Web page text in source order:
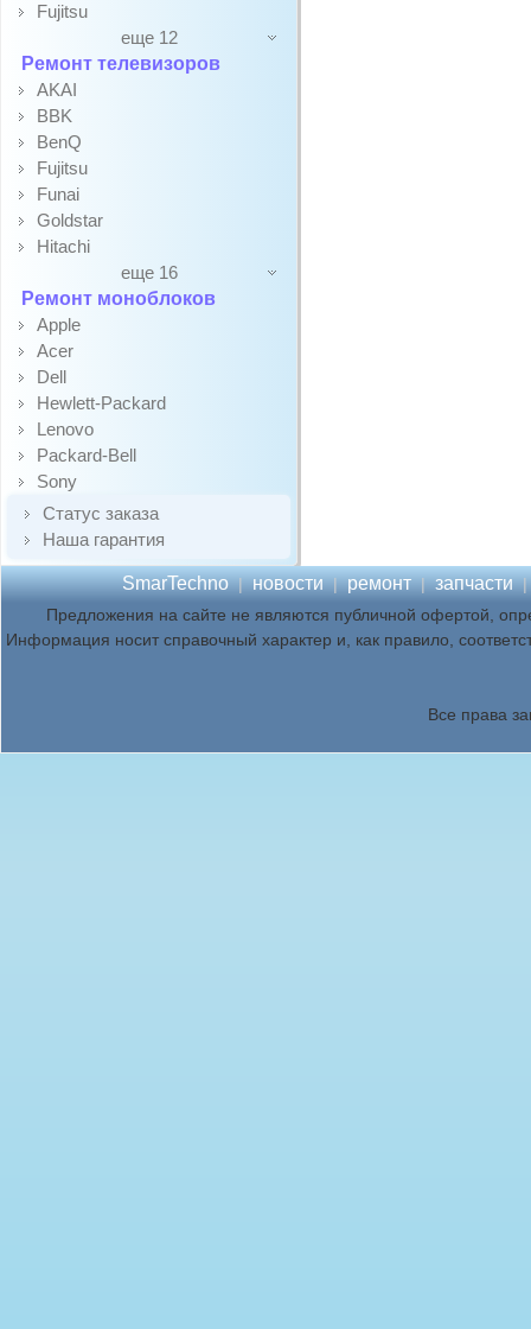
Fujitsu
еще 12
Ремонт телевизоров
AKAI
BBK
BenQ
Fujitsu
Funai
Goldstar
Hitachi
еще 16
Ремонт моноблоков
Apple
Acer
Dell
Hewlett-Packard
Lenovo
Packard-Bell
Sony
Статус заказа
Наша гарантия
SmarTechno | новости | ремонт | запчасти |
Предложения на сайте не являются публичной офертой,
Информация носит справочный характер и, как правило,
Все права